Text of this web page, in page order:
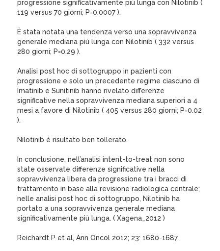
progressione significativamente più lunga con Nilotinib (
119 versus 70 giorni; P=0.0007 ).
È stata notata una tendenza verso una sopravvivenza
generale mediana più lunga con Nilotinib ( 332 versus
280 giorni; P=0.29 ).
Analisi post hoc di sottogruppo in pazienti con
progressione e solo un precedente regime ciascuno di
Imatinib e Sunitinib hanno rivelato differenze
significative nella sopravvivenza mediana superiori a 4
mesi a favore di Nilotinib ( 405 versus 280 giorni; P=0.02
).
Nilotinib è risultato ben tollerato.
In conclusione, nell’analisi intent-to-treat non sono
state osservate differenze significative nella
sopravvivenza libera da progressione tra i bracci di
trattamento in base alla revisione radiologica centrale;
nelle analisi post hoc di sottogruppo, Nilotinib ha
portato a una sopravvivenza generale mediana
significativamente più lunga. ( Xagena_2012 )
Reichardt P et al, Ann Oncol 2012; 23: 1680-1687